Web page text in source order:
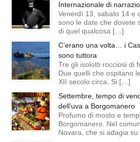
Internazionale di
Venerdì 13, sabato 14 e
sono le date che dovete
di quel qualcosa […]
C’erano una volta… i
sono tuttora
Tre gli isolotti rocciosi di
Due quelli che ospitano
XII secolo circa. Si […]
Settembre, tempo di
dell’uva a Borgomanero
Profumo di mosto e
Borgomanero. Nel
Novara, che si adagia